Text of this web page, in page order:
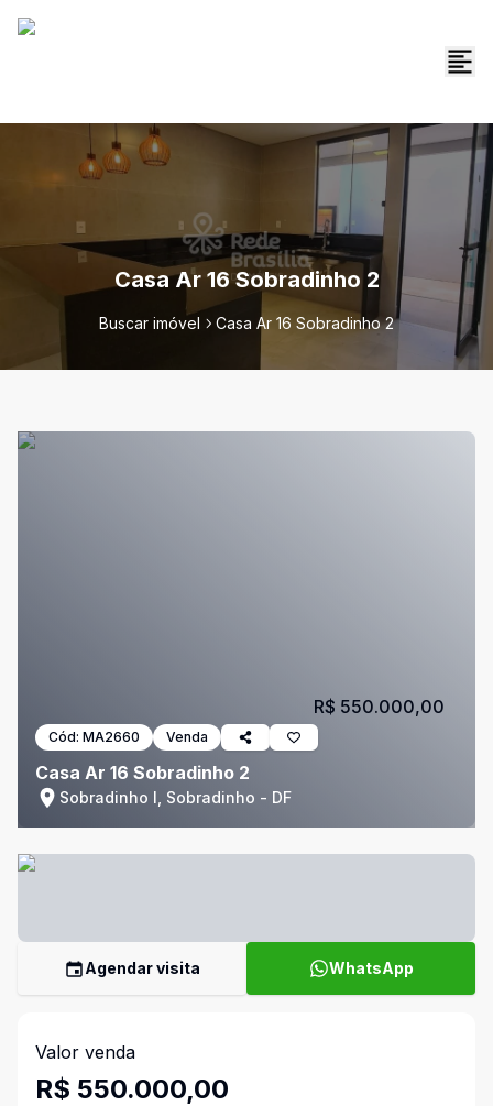
Casa Ar 16 Sobradinho 2
Buscar imóvel Casa Ar 16 Sobradinho 2
Cód: MA2660 Venda
Casa Ar 16 Sobradinho 2
Sobradinho I, Sobradinho - DF
R$ 550.000,00
Agendar visita WhatsApp
Valor venda
R$ 550.000,00